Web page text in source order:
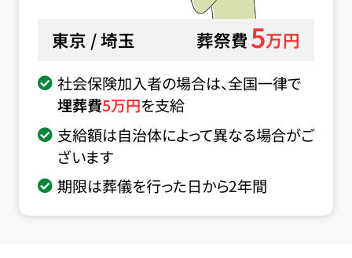
東京 / 埼玉 葬祭費5万円
社会保険加入者の場合は、全国一律で
埋葬費5万円を支給
支給額は自治体によって異なる場合がご
ざいます
期限は葬儀を行った日から2年間